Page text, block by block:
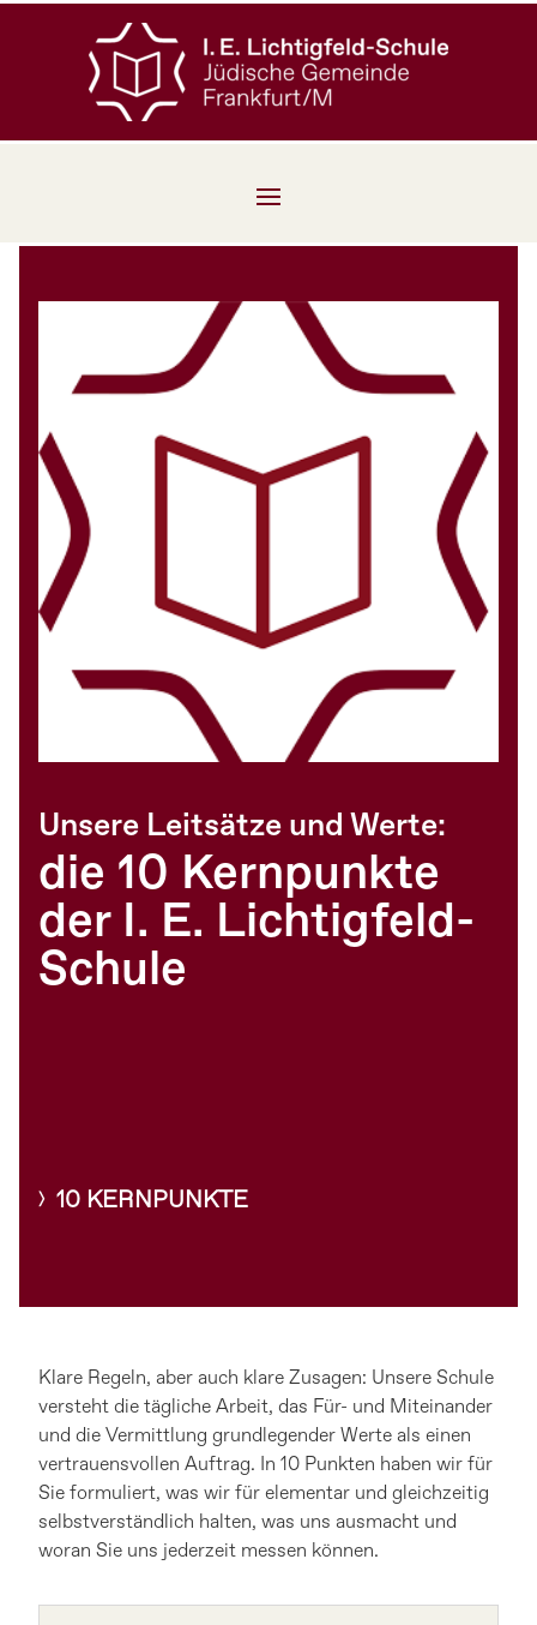
Unsere Leitsätze und Werte:
die 10 Kernpunkte
der I. E. Lichtigfeld-
Schule
10 KERNPUNKTE
Klare Regeln, aber auch klare Zusagen: Unsere Schule
versteht die tägliche Arbeit, das Für- und Miteinander
und die Vermittlung grundlegender Werte als einen
vertrauensvollen Auftrag. In 10 Punkten haben wir für
Sie formuliert, was wir für elementar und gleichzeitig
selbstverständlich halten, was uns ausmacht und
woran Sie uns jederzeit messen können.